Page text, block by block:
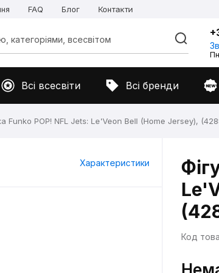
FAQ Блог Контакти
Всі всесвіти Всі бренди
Funko POP! NFL Jets: Le'Veon Bell (Home Jersey),
Характеристики
Код